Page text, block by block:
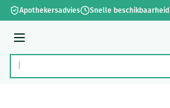
Ga naar de inhoud
Apothekersadvies Snelle beschikbaarheid
Menu
Product, merk, categorie...